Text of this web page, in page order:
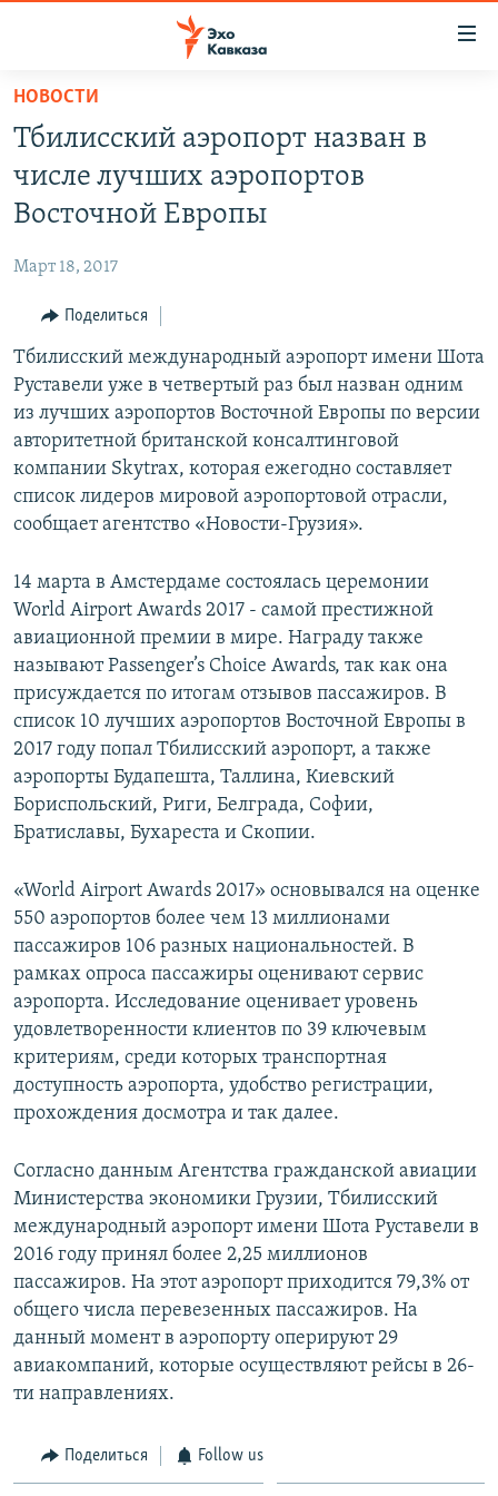
Вернуться
основному
содержанию
Вернутся
главной
навигации
Вернутся
поиску
НОВОСТИ
СУХУМИ
ВЕСЬ КАВКАЗ
СЕВЕРНЫЙ КАВКАЗ
АРМЕНИЯ
АЗЕРБАЙДЖАН
ТЕМЫ
ПОЛИТИКА
ЭКОНОМИКА
ОБЩЕСТВО
КУЛЬТУРА
СПОРТ
РУБРИКИ
НЕКРУГЛЫЙ СТОЛ
ГОСТЬ НЕДЕЛИ
ПОЗИЦИЯ
БЛОГИ
ЧИТАЕМ ПРЕССУ
МУЛЬТИМЕДИА
ВИДЕО
ФОТО
АУДИО
ПОДКАСТЫ
АРХИВ РАДИОПРОГРАММЫ
ПРИСОЕДИНЯЙТЕСЬ!
Все сайты РСЕ/РС
НОВОСТИ
Тбилисский аэропорт назван в
числе лучших аэропортов
Восточной Европы
Март 18, 2017
Поделиться
Тбилисский международный аэропорт имени Шота
Руставели уже в четвертый раз был назван одним
из лучших аэропортов Восточной Европы по версии
авторитетной британской консалтинговой
компании Skytrax, которая ежегодно составляет
список лидеров мировой аэропортовой отрасли,
сообщает агентство «Новости-Грузия».
14 марта в Амстердаме состоялась церемонии
World Airport Awards 2017 - самой престижной
авиационной премии в мире. Награду также
называют Passenger’s Choice Awards, так как она
присуждается по итогам отзывов пассажиров. В
список 10 лучших аэропортов Восточной Европы в
2017 году попал Тбилисский аэропорт, а также
аэропорты Будапешта, Таллина, Киевский
Бориспольский, Риги, Белграда, Софии,
Братиславы, Бухареста и Скопии.
«World Airport Awards 2017» основывался на оценке
550 аэропортов более чем 13 миллионами
пассажиров 106 разных национальностей. В
рамках опроса пассажиры оценивают сервис
аэропорта. Исследование оценивает уровень
удовлетворенности клиентов по 39 ключевым
критериям, среди которых транспортная
доступность аэропорта, удобство регистрации,
прохождения досмотра и так далее.
Согласно данным Агентства гражданской авиации
Министерства экономики Грузии, Тбилисский
международный аэропорт имени Шота Руставели в
2016 году принял более 2,25 миллионов
пассажиров. На этот аэропорт приходится 79,3% от
общего числа перевезенных пассажиров. На
данный момент в аэропорту оперируют 29
авиакомпаний, которые осуществляют рейсы в 26-
ти направлениях.
Поделиться Follow us